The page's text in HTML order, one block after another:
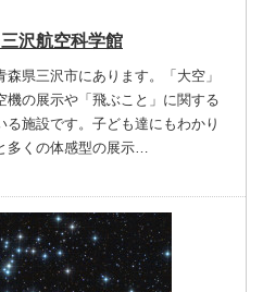
沢航空科学館
県三沢市にあります。「大空」
機の展示や「飛ぶこと」に関する
施設です。子ども達にもわかり
多くの体感型の展示…